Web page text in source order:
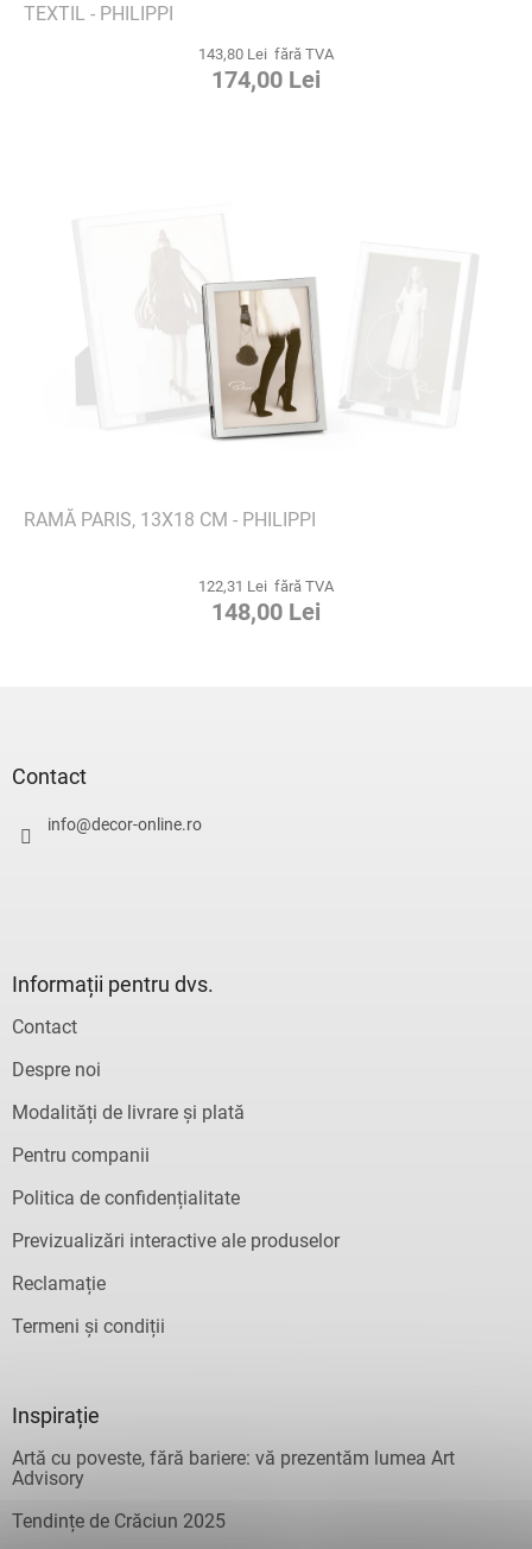
TEXTIL - PHILIPPI
143,80 Lei fără TVA
174,00 Lei
RAMĂ PARIS, 13X18 CM - PHILIPPI
122,31 Lei fără TVA
148,00 Lei
Contact
info@decor-online.ro
Informații pentru dvs.
Contact
Despre noi
Modalități de livrare și plată
Pentru companii
Politica de confidențialitate
Previzualizări interactive ale produselor
Reclamație
Termeni și condiții
Inspirație
Artă cu poveste, fără bariere: vă prezentăm lumea Art
Advisory
Tendințe de Crăciun 2025